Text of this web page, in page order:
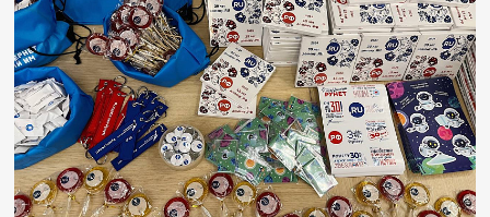
Задать вопрос